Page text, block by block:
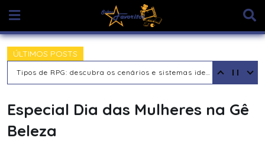
content
ÚLTIMOS POSTS
Tipos de Jogadores de RPG de Mesa: descubra seu arquétipo
Especial Dia das Mulheres na Gê
Beleza